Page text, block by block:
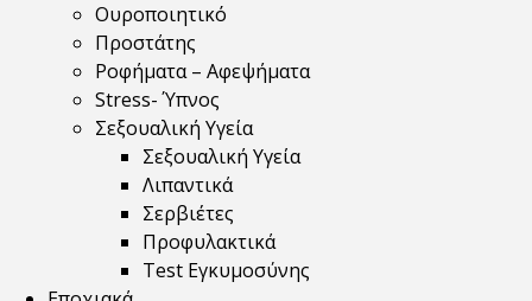
Ουροποιητικό
Προστάτης
Ροφήματα – Αφεψήματα
Stress- Ύπνος
Σεξουαλική Υγεία
Σεξουαλική Υγεία
Λιπαντικά
Σερβιέτες
Προφυλακτικά
Test Εγκυμοσύνης